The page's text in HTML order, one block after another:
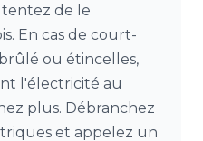
tentez de le
En cas de court-
ou étincelles,
l'électricité au
plus. Débranchez
et appelez un